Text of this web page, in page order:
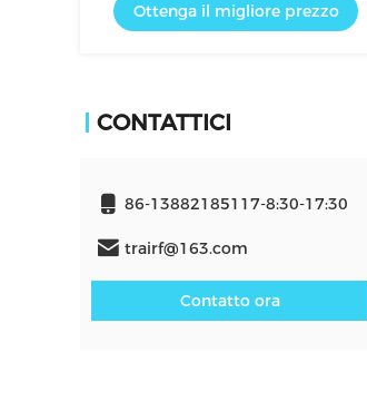
Ottenga il migliore prezzo
CONTATTICI
86-13882185117-8:30-17:30
trairf@163.com
Contatto ora